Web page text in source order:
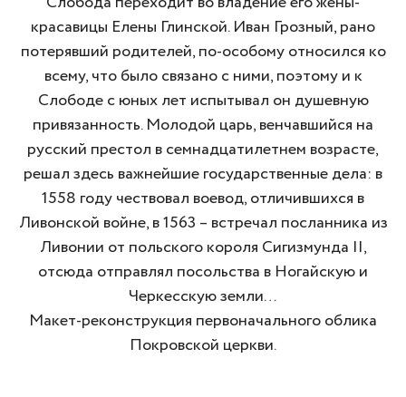
красавицы Елены Глинской. Иван Грозный, рано
потерявший родителей, по-особому относился ко
всему, что было связано с ними, поэтому и к
Слободе с юных лет испытывал он душевную
привязанность. Молодой царь, венчавшийся на
русский престол в семнадцатилетнем возрасте,
решал здесь важнейшие государственные дела: в
1558 году чествовал воевод, отличившихся в
Ливонской войне, в 1563 – встречал посланника из
Ливонии от польского короля Сигизмунда II,
отсюда отправлял посольства в Ногайскую и
Черкесскую земли…
Макет-реконструкция первоначального облика
Покровской церкви.